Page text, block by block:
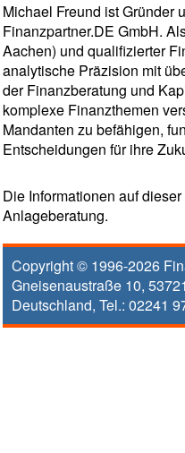
Michael Freund ist Gründer
Finanzpartner.DE GmbH.
Aachen) und qualifizierter
analytische Präzision mit
der Finanzberatung und
komplexe Finanzthemen
Mandanten zu befähigen,
Entscheidungen für ihre
Die Informationen auf
Anlageberatung.
Copyright © 1996-2026
Gneisenaustraße 10, 53721
Deutschland, Tel.: 02241